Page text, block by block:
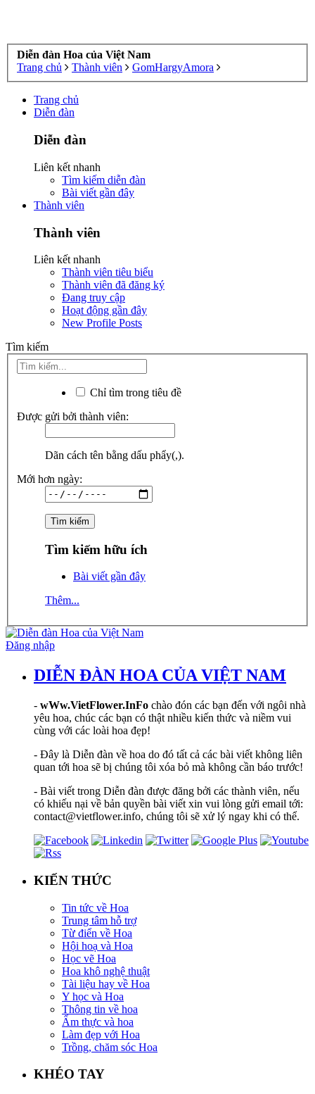
Diễn đàn Hoa của Việt Nam
Trang chủ
Thành viên GomHargyAmora
Trang chủ
Diễn đàn
Diễn đàn
Liên kết nhanh
Tìm kiếm diễn đàn
Bài viết gần đây
Thành viên
Thành viên
Liên kết nhanh
Thành viên tiêu biểu
Thành viên đã đăng ký
Đang truy cập
Hoạt động gần đây
New Profile Posts
Tìm kiếm
Chỉ tìm trong tiêu đề
Được gửi bởi thành viên:
Dãn cách tên bằng dấu phẩy(,).
Mới hơn ngày:
Tìm kiếm hữu ích
Bài viết gần đây
Thêm...
Đăng nhập
DIỄN ĐÀN HOA CỦA VIỆT NAM
- wWw.VietFlower.InFo chào đón các bạn đến với ngôi nhà
yêu hoa, chúc các bạn có thật nhiều kiến thức và niềm vui
cùng với các loài hoa đẹp!
- Đây là Diễn đàn về hoa do đó tất cả các bài viết không liên
quan tới hoa sẽ bị chúng tôi xóa bỏ mà không cần báo trước!
- Bài viết trong Diễn đàn được đăng bởi các thành viên, nếu
có khiếu nại về bản quyền bài viết xin vui lòng gửi email tới:
contact@vietflower.info, chúng tôi sẽ xử lý ngay khi có thể.
KIẾN THỨC
Tin tức về Hoa
Trung tâm hỗ trợ
Từ điển về Hoa
Hội hoạ và Hoa
Học vẽ Hoa
Hoa khô nghệ thuật
Tài liệu hay về Hoa
Y học và Hoa
Thông tin về hoa
Ẩm thực và hoa
Làm đẹp với Hoa
Trồng, chăm sóc Hoa
KHÉO TAY